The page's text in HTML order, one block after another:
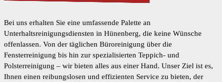
Bei uns erhalten Sie eine umfassende Palette an
Unterhaltsreinigungsdiensten in Hünenberg, die keine Wünsche
offenlassen. Von der täglichen Büroreinigung über die
Fensterreinigung bis hin zur spezialisierten Teppich- und
Polsterreinigung – wir bieten alles aus einer Hand. Unser Ziel ist es,
Ihnen einen reibungslosen und effizienten Service zu bieten, der